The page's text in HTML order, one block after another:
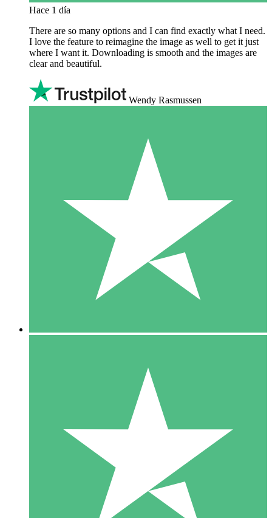
Hace 1 día
There are so many options and I can find exactly what I need.
I love the feature to reimagine the image as well to get it just
where I want it. Downloading is smooth and the images are
clear and beautiful.
Wendy Rasmussen